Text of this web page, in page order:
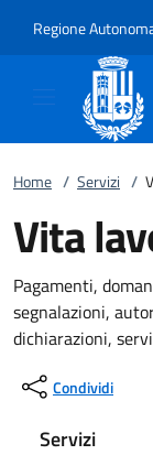
Regione
Home / Servizi /
Vita
Pagamenti,
segnalazioni,
dichiarazioni,
Condividi
Servizi